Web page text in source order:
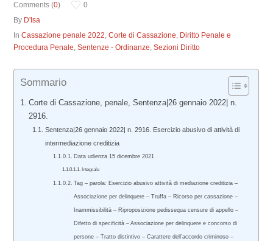
Comments (0)
0
By D'Isa
InCassazione penale 2022,Corte di Cassazione, Diritto Penale e
Procedura Penale,Sentenze - Ordinanze,Sezioni Diritto
Sommario
Corte di Cassazione, penale, Sentenza|26 gennaio 2022| n.
2916.
Sentenza|26 gennaio 2022| n. 2916. Esercizio abusivo di attività di
intermediazione creditizia
Data udienza 15 dicembre 2021
Integrale
Tag – parola: Esercizio abusivo attività di mediazione creditizia –
Associazione per delinquere – Truffa – Ricorso per cassazione –
Inammissibilità – Riproposizione pedissequa censure di appello –
Difetto di specificità – Associazione per delinquere e concorso di
persone – Tratto distintivo – Carattere dell’accordo criminoso –